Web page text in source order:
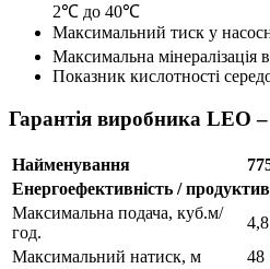
2℃ до 40℃
Максимальний тиск у
Максимальна мінералізація
Показник кислотності
Гарантія виробника LEO –
Найменування
Енергоефективність /
Максимальна подача, куб.м/
год.
Максимальний натиск, м
48